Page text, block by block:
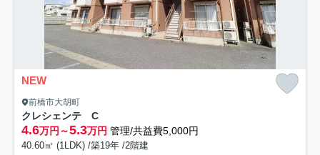
NEW
前橋市大胡町
クレシェンテ C
4.6万円～5.3万円 管理/共益費5,000円
40.60㎡ (1LDK) /築19年 /2階建